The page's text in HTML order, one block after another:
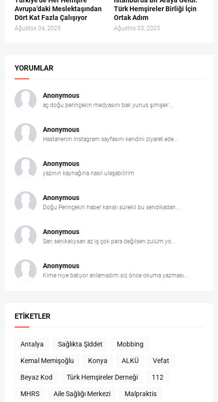
Avrupa’daki Meslektaşından
Dört Kat Fazla Çalışıyor
Ağustos 04, 2025
Türk Hemşireler Birliği İçin
Ortak Adım
Ağustos 03, 2025
YORUMLAR
Anonymous
aç doğu perinçekin medyasını bak yunus şimşek'...
Anonymous
Hastanenin instagram sayfasını kendini ziyaret ede...
Anonymous
yazının kaynağına nasıl ulaşabilirim
Anonymous
Doğu Perinçekin haber kanalı sürekli bu sendikadan...
Anonymous
Sarı senikalıysan az iş çok para değilsen zulüm yo...
Anonymous
Kime niye batıyor anlamadım.siz önce okuma yazması...
ETIKETLER
Antalya Sağlıkta Şiddet Mobbing
Kemal Memişoğlu Konya ALKÜ Vefat
Beyaz Kod Türk Hemşireler Derneği 112
MHRS Aile Sağlığı Merkezi Malpraktis